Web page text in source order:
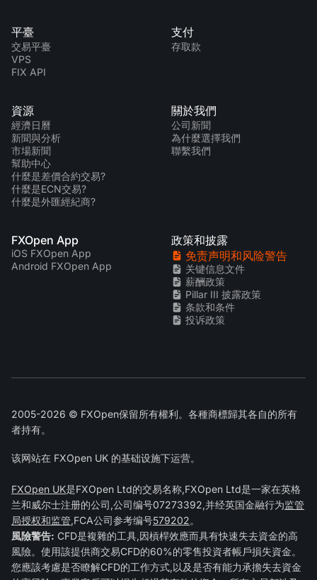
平臺
交易平臺
VPS
FIX API
支付
存取款
資源
經濟日曆
新聞與分析
市場新聞
幫助中心
什麼是差價合約交易?
什麼是ECN交易?
什麼是外匯經紀商?
關於我們
公司新聞
為什麼選擇我們
聯繫我們
FXOpen App
iOS FXOpen App
Android FXOpen App
政策和披露
免责声明和风险警告
关键信息文件
薪酬政策
Pillar III 披露政策
条款和条件
投诉政策
2005-2026 © FXOpen保留所有權利。各種商標歸其各自的所有
者持有。
该网站在 FXOpen UK 的基础设施下运营。
FXOpen UK是FXOpen Ltd的交易名称,FXOpen Ltd是一家在英格
兰和威尔士注册的公司,公司编号07273392,并经英国金融行为监管
局授权和监管,FCA公司参考编号579202。
風險警告: CFD是複雜的工具,因槓桿效應而具有快速失去資金的高
風險。使用該提供商交易CFD的60%的零售投資者帳戶損失資金。
您應該考慮是否瞭解CFD的工作方式,以及是否有能力承擔失去資金